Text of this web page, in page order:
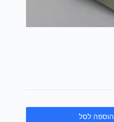
הוספה לסל